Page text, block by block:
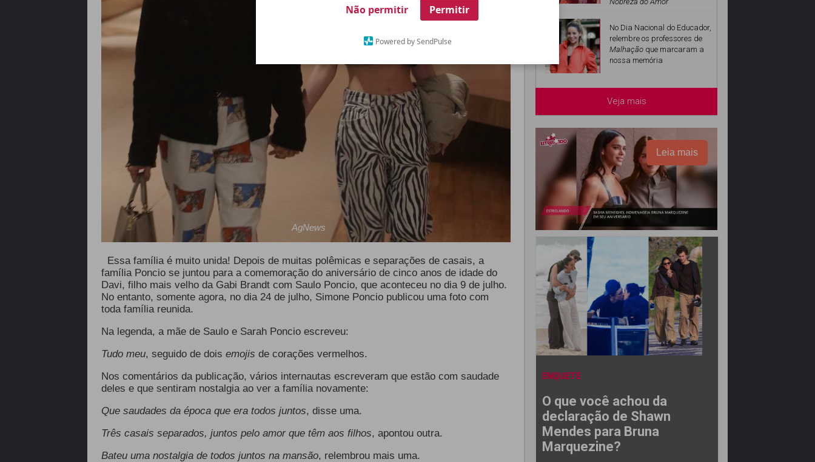
Não permitir Permitir
Powered by SendPulse
AgNews
Essa família é muito unida! Depois de muitas polêmicas e separações de casais, a
família Poncio se juntou para a comemoração do aniversário de cinco anos de idade do
Davi, filho mais velho da Gabi Brandt com Saulo Poncio, que aconteceu no dia 9 de julho.
No entanto, somente agora, no dia 24 de julho, Simone Poncio publicou uma foto com
toda família reunida.
Na legenda, a mãe de Saulo e Sarah Poncio escreveu:
Tudo meu, seguido de dois emojis de corações vermelhos.
Nos comentários da publicação, vários internautas escreveram que estão com saudade
deles e que sentiram nostalgia ao ver a família novamente:
Que saudades da época que era todos juntos, disse uma.
Três casais separados, juntos pelo amor que têm aos filhos, apontou outra.
Bateu uma nostalgia de todos juntos na mansão, relembrou mais uma.
No Dia Nacional do Educador,
relembre os professores de
Malhação que marcaram a
nossa memória
Veja mais
Leia mais
ENQUETE
O que você achou da
declaração de Shawn
Mendes para Bruna
Marquezine?